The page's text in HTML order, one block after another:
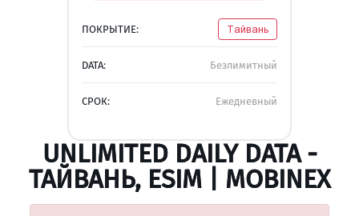
ПОКРЫТИЕ: Тайвань
DATA: Безлимитный
СРОК: Ежедневный
UNLIMITED DAILY DATA -
ТАЙВАНЬ, ESIM | MOBINEX